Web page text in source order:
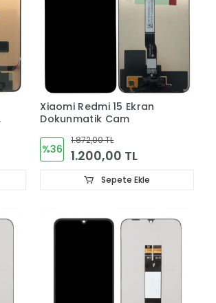
Xiaomi Redmi 15 Ekran
Dokunmatik Cam
%36
1.872,00 TL
1.200,00 TL
Sepete Ekle